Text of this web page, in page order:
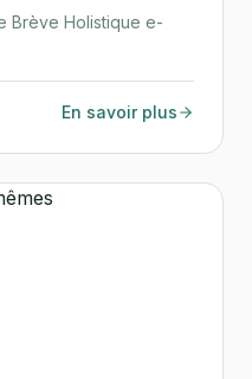
Brève Holistique e-
En savoir plus